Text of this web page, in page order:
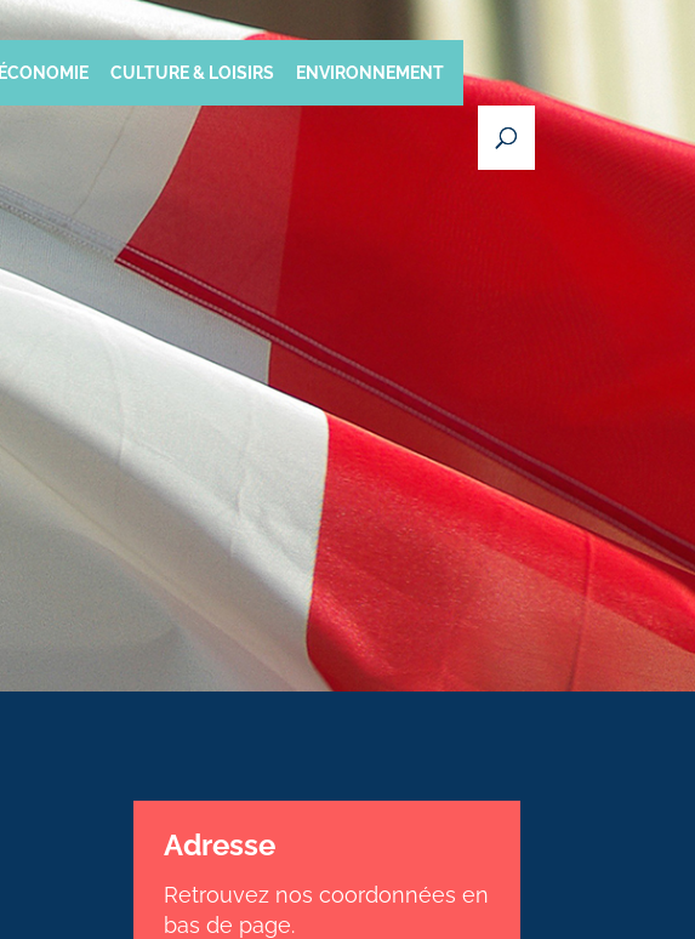
ÉCONOMIE CULTURE & LOISIRS ENVIRONNEMENT
Adresse
Retrouvez nos coordonnées en
bas de page.